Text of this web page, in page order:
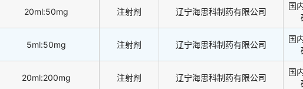
20ml:50mg 注射剂 辽宁海思科制药有限公司
国
5ml:50mg 注射剂 辽宁海思科制药有限公司
国
20ml:200mg 注射剂 辽宁海思科制药有限公司
国